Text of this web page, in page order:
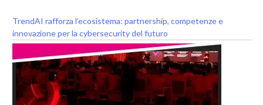
TrendAI rafforza l’ecosistema: partnership, competenze e
innovazione per la cybersecurity del futuro